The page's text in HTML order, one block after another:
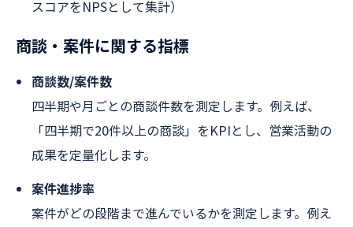
スコアをNPSとして集計）
商談・案件に関する指標
商談数/案件数
四半期や月ごとの商談件数を測定します。例えば、
「四半期で20件以上の商談」をKPIとし、営業活動の
成果を定量化します。
案件進捗率
案件がどの段階まで進んでいるかを測定します。例え